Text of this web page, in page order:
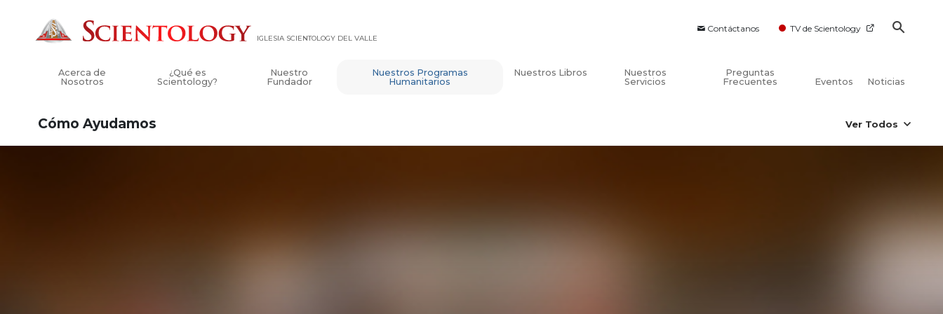
Contáctanos TV de Scientology
IGLESIA SCIENTOLOGY DEL VALLE
Acerca de
Nosotros
¿Qué es
Scientology?
Nuestro
Fundador
Nuestros Programas
Humanitarios
Nuestros Libros
Nuestros
Servicios
Preguntas
Frecuentes
Eventos Noticias
Cómo Ayudamos Ver Todos